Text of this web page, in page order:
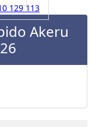
129 113
Akeru